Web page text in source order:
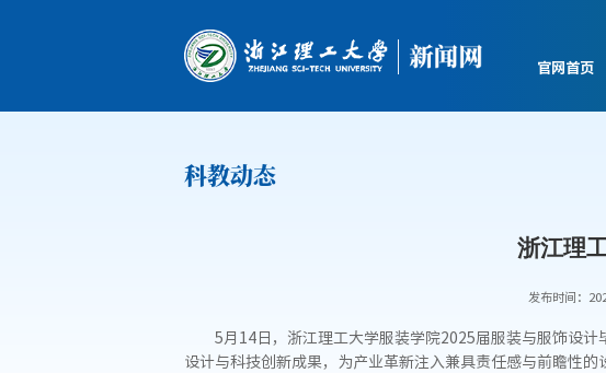
官网首页
科教动态
浙江理
发布时间：
5月14日，浙江理工大学服装学院2025届服装与服饰设
设计与科技创新成果，为产业革新注入兼具责任感与前瞻性